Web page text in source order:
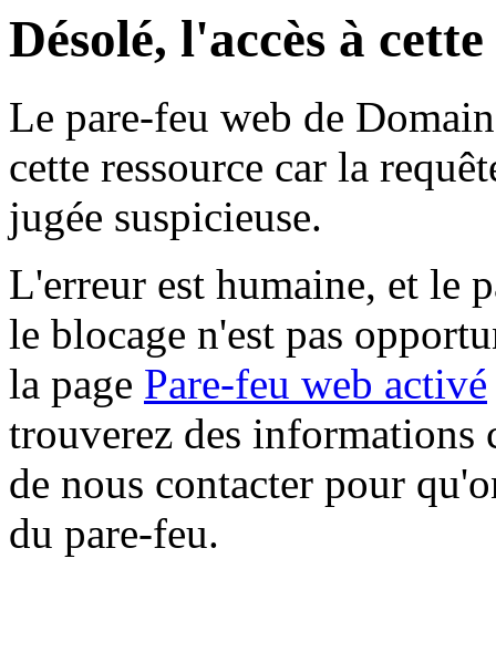
Désolé, l'accès à
Le pare-feu web de
cette ressource car la
jugée suspicieuse.
L'erreur est humaine, et le
le blocage n'est pas
la page Pare-feu web activé
trouverez des informations
de nous contacter pour
du pare-feu.